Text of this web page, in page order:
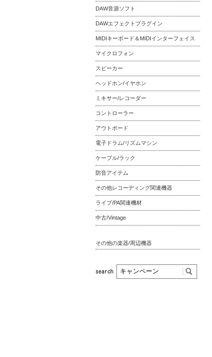
DAW音源ソフト
DAWエフェクトプラグイン
MIDIキーボード＆MIDIインターフェイス
マイクロフォン
スピーカー
ヘッドホン/イヤホン
ミキサー/レコーダー
コントローラー
アウトボード
電子ドラム/リズムマシン
ケーブル/ラック
防音アイテム
その他レコーディング関連機器
ライブ/PA関連機材
中古/Vintage
その他の楽器/周辺機器